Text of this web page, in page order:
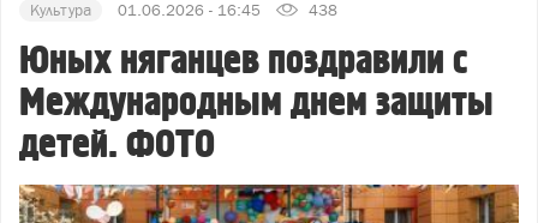
Культура 01.06.2026 - 16:45 438
Юных няганцев поздравили с
Международным днем защиты
детей. ФОТО